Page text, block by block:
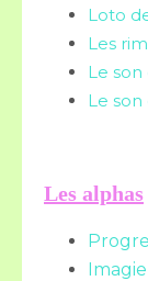
Loto
Les
Le son
Le son
Les alphas